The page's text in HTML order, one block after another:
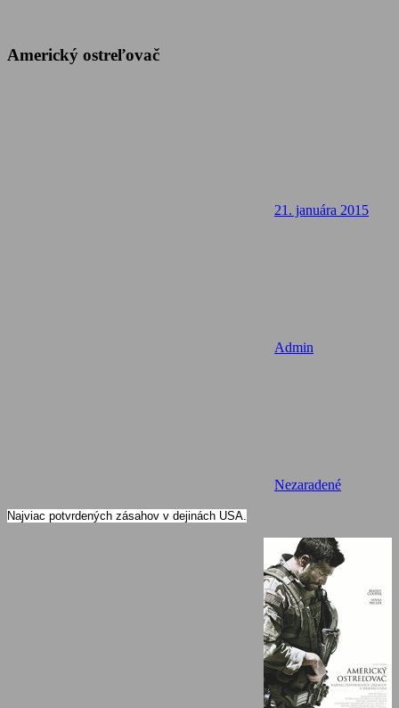
Americký ostreľovač
21. januára 2015
Admin
Nezaradené
Najviac potvrdených zásahov v dejinách USA.